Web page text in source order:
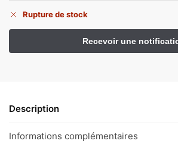
Rupture de stock
Description
Informations complémentaires